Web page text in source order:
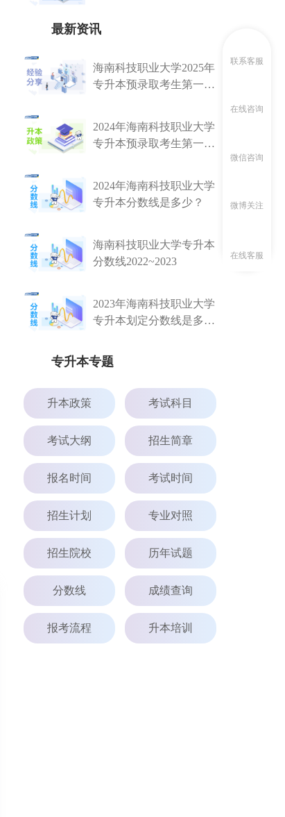
联系客服
在线咨询
微信咨询
微博关注
在线客服
最新资讯
海南科技职业大学2025年
专升本预录取考生第一轮
2024年海南科技职业大学
专升本预录取考生第一轮
2024年海南科技职业大学
专升本分数线是多少？
海南科技职业大学专升本
分数线2022~2023
2023年海南科技职业大学
专升本划定分数线是多
专升本专题
升本政策 考试科目
考试大纲 招生简章
报名时间 考试时间
招生计划 专业对照
招生院校 历年试题
分数线 成绩查询
报考流程 升本培训